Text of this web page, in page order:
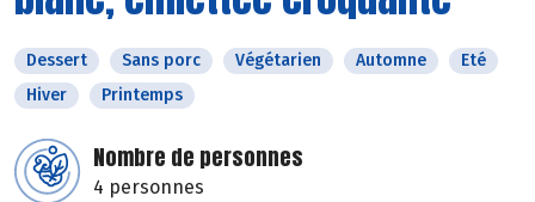
Dessert Sans porc Végétarien Automne
Eté
Hiver
Printemps
Nombre de personnes
4 personnes